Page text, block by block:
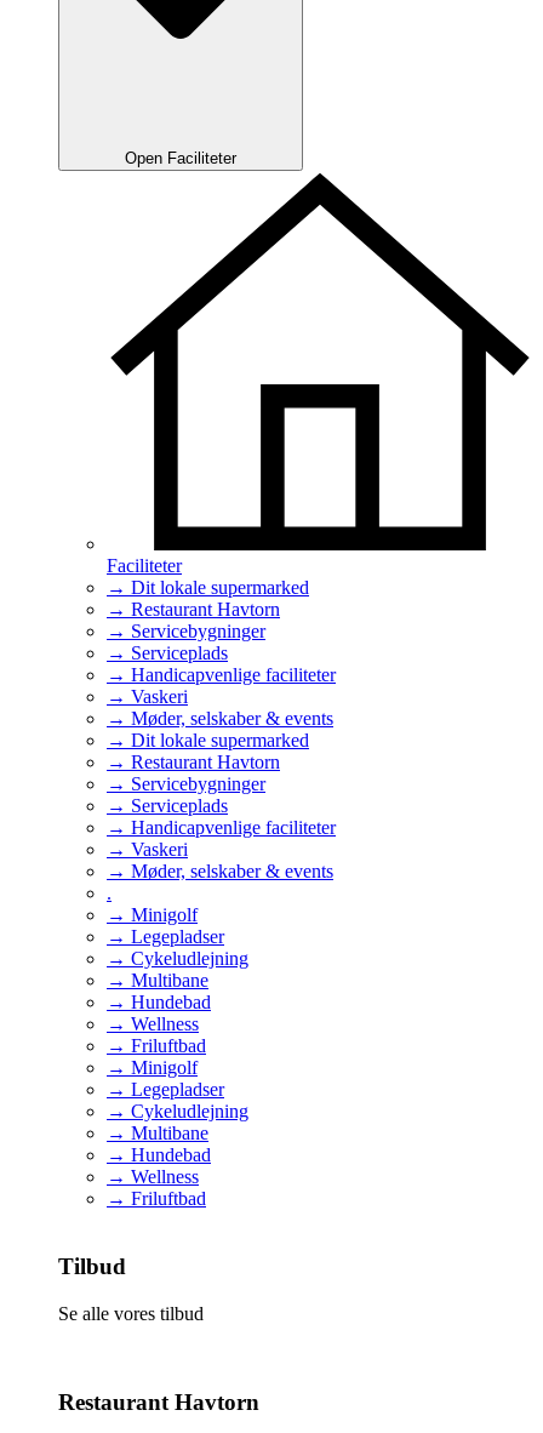
Open Faciliteter
Faciliteter
→ Dit lokale supermarked
→ Restaurant Havtorn
→ Servicebygninger
→ Serviceplads
→ Handicapvenlige faciliteter
→ Vaskeri
→ Møder, selskaber & events
→ Dit lokale supermarked
→ Restaurant Havtorn
→ Servicebygninger
→ Serviceplads
→ Handicapvenlige faciliteter
→ Vaskeri
→ Møder, selskaber & events
.
→ Minigolf
→ Legepladser
→ Cykeludlejning
→ Multibane
→ Hundebad
→ Wellness
→ Friluftbad
→ Minigolf
→ Legepladser
→ Cykeludlejning
→ Multibane
→ Hundebad
→ Wellness
→ Friluftbad
Tilbud
Se alle vores tilbud
Restaurant Havtorn